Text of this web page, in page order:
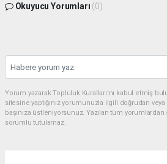
Okuyucu Yorumları (0)
Yorum yazarak Topluluk Kuralları’nı kabul etmiş
sitesine yaptığınız yorumunuzla ilgili doğrudan
başınıza üstleniyorsunuz. Yazılan tüm
sorumlu tutulamaz.